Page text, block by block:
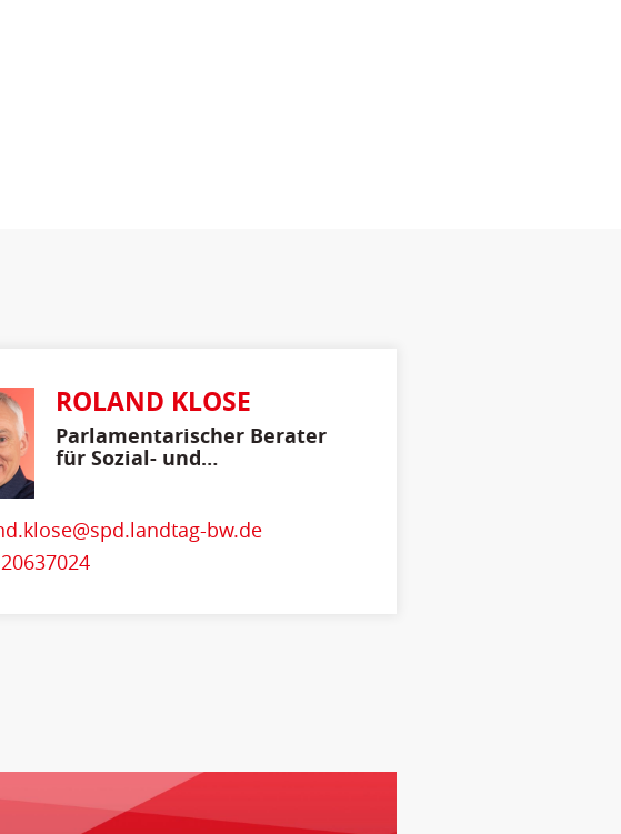
ROLAND KLOSE
Parlamentarischer Berater
für Sozial- und
bw.de